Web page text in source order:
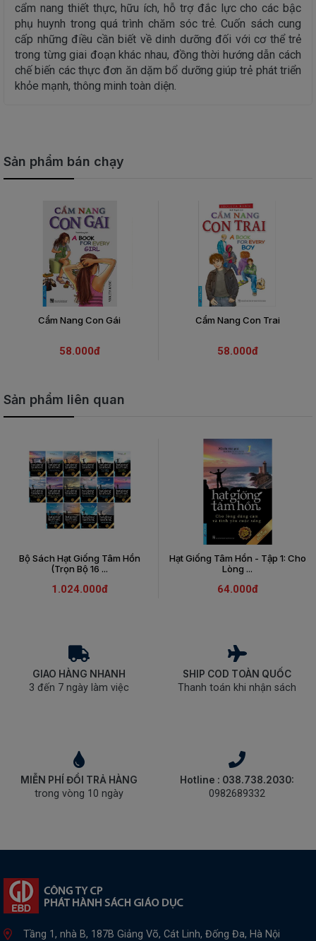
cẩm nang thiết thực, hữu ích, hỗ trợ đắc lực cho các bậc
phụ huynh trong quá trình chăm sóc trẻ. Cuốn sách cung
cấp những điều cần biết về dinh dưỡng đối với cơ thể trẻ
trong từng giai đoạn khác nhau, đồng thời hướng dẫn cách
chế biến các thực đơn ăn dặm bổ dưỡng giúp trẻ phát triển
khỏe mạnh, thông minh toàn diện.
Sản phẩm bán chạy
Cẩm Nang Con Gái
58.000đ
Cẩm Nang Con Trai
58.000đ
Sản phẩm liên quan
Bộ Sách Hạt Giống Tâm Hồn
(Trọn Bộ 16 ...
1.024.000đ
Hạt Giống Tâm Hồn - Tập 1: Cho
Lòng ...
64.000đ
GIAO HÀNG NHANH
3 đến 7 ngày làm việc
SHIP COD TOÀN QUỐC
Thanh toán khi nhận sách
MIỄN PHÍ ĐỔI TRẢ HÀNG
trong vòng 10 ngày
Hotline : 038.738.2030:
0982689332
Tầng 1, nhà B, 187B Giảng Võ, Cát Linh, Đống Đa, Hà Nội